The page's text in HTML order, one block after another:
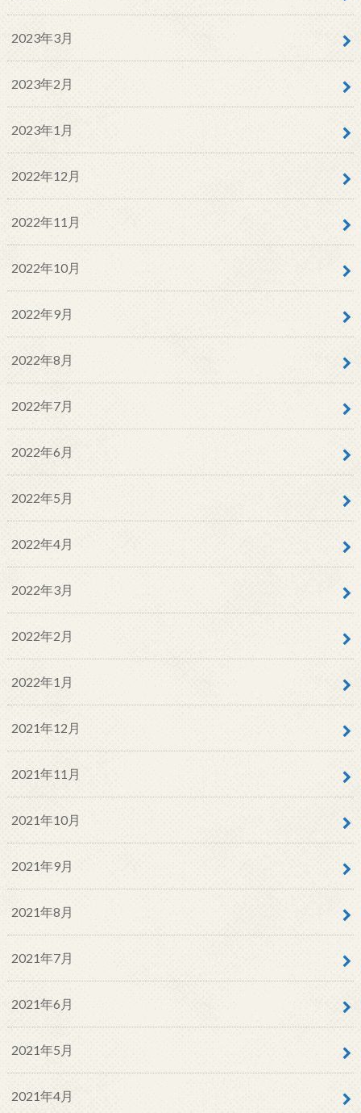
2023年3月
2023年2月
2023年1月
2022年12月
2022年11月
2022年10月
2022年9月
2022年8月
2022年7月
2022年6月
2022年5月
2022年4月
2022年3月
2022年2月
2022年1月
2021年12月
2021年11月
2021年10月
2021年9月
2021年8月
2021年7月
2021年6月
2021年5月
2021年4月